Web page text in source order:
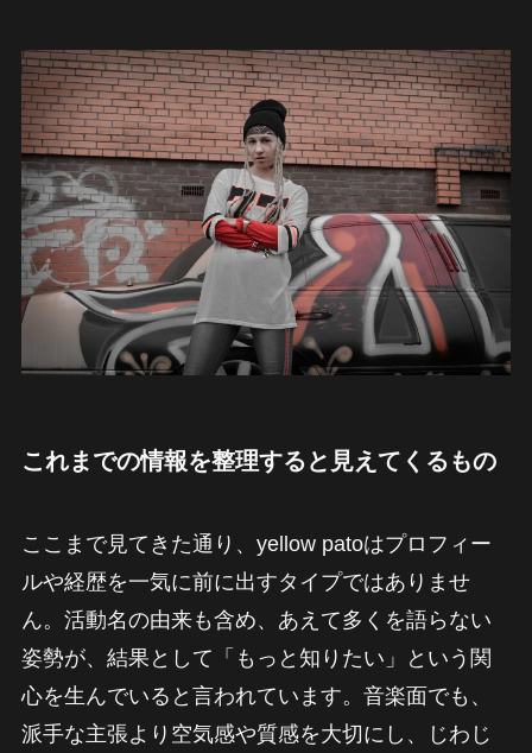
これまでの情報を整理すると見えてくるもの
ここまで見てきた通り、yellow patoはプロフィー
ルや経歴を一気に前に出すタイプではありませ
ん。活動名の由来も含め、あえて多くを語らない
姿勢が、結果として「もっと知りたい」という関
心を生んでいると言われています。音楽面でも、
派手な主張より空気感や質感を大切にし、じわじ